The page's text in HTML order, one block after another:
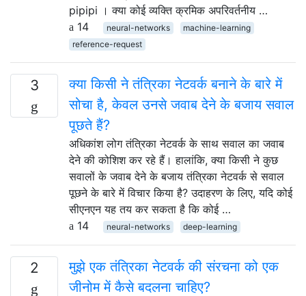
pipipi । क्या कोई व्यक्ति क्रमिक अपरिवर्तनीय …
14
neural-networks
machine-learning
reference-request
3
क्या किसी ने तंत्रिका नेटवर्क बनाने के बारे में
सोचा है, केवल उनसे जवाब देने के बजाय सवाल
पूछते हैं?
अधिकांश लोग तंत्रिका नेटवर्क के साथ सवाल का जवाब
देने की कोशिश कर रहे हैं। हालांकि, क्या किसी ने कुछ
सवालों के जवाब देने के बजाय तंत्रिका नेटवर्क से सवाल
पूछने के बारे में विचार किया है? उदाहरण के लिए, यदि कोई
सीएनएन यह तय कर सकता है कि कोई …
14
neural-networks deep-learning
2
मुझे एक तंत्रिका नेटवर्क की संरचना को एक
जीनोम में कैसे बदलना चाहिए?